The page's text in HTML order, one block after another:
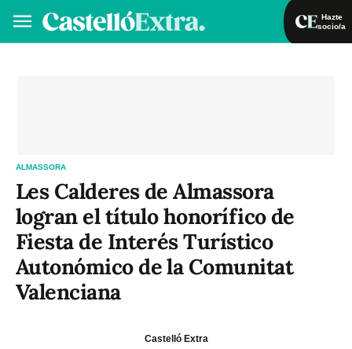
Hazte
socio/a
ALMASSORA
Les Calderes de Almassora
logran el título honorífico de
Fiesta de Interés Turístico
Autonómico de la Comunitat
Valenciana
Castelló Extra